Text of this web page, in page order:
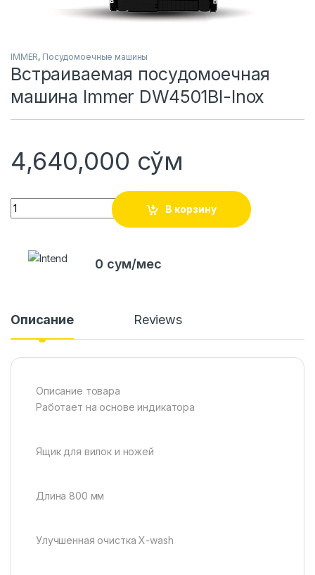
IMMER, Посудомоечные машины
Встраиваемая посудомоечная
машина Immer DW4501BI-Inox
4,640,000 сўм
Quantity
В корзину
0 сум/мес
Описание Reviews
Описание товара
Работает на основе индикатора
Ящик для вилок и ножей
Длина 800 мм
Улучшенная очистка X-wash